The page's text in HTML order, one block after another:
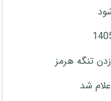
تنگه هرمز
شد